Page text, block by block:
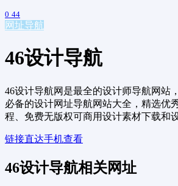
0 44
网址导航
46设计导航
46设计导航网是最全的设计师导航网站
必备的设计网址导航网站大全，精选优
程、免费无版权可商用设计素材下载和
链接直达手机查看
46设计导航相关网址